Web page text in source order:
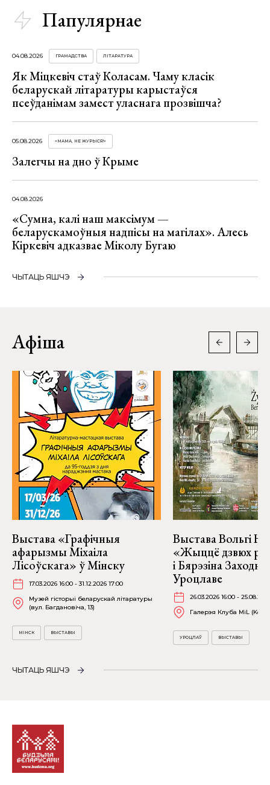
Папулярнае
04.08.2026 ГРАМАДСТВА ЛІТАРАТУРА
Як Міцкевіч стаў Коласам. Чаму класік
беларускай літаратуры карыстаўся
псеўданімам замест уласнага прозвішча?
05.08.2026 «МАМА, НЕ ЖУРЫСЯ!»
Залегчы на дно ў Крыме
04.08.2026
«Сумна, калі наш максімум —
беларускамоўныя надпісы на магілах». Алесь
Кіркевіч адказвае Міколу Бугаю
ЧЫТАЦЬ ЯШЧЭ
Афіша
Выстава «Графічныя
афарызмы Міхаіла
Лісоўскага» ў Мінску
17.03.2026 16:00 - 31.12.2026 17:00
Музей гісторыі беларускай літаратуры
(вул. Багдановіча, 13)
МІНСК ВЫСТАВЫ
Выстава Вольгі
«Жыццё дзвюх
і Бярэзіна
Уроцлаве
26.03.2026 16:00 -
Галерэя Клуба MiL
УРОЦЛАЎ ВЫСТАВЫ
ЧЫТАЦЬ ЯШЧЭ